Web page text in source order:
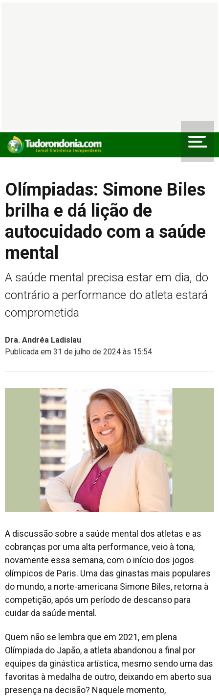
Olímpiadas: Simone Biles
brilha e dá lição de
autocuidado com a saúde
mental
A saúde mental precisa estar em dia, do
contrário a performance do atleta estará
comprometida
Dra. Andréa Ladislau
Publicada em 31 de julho de 2024 às 15:54
A discussão sobre a saúde mental dos atletas e as
cobranças por uma alta performance, veio à tona,
novamente essa semana, com o início dos jogos
olímpicos de Paris. Uma das ginastas mais populares
do mundo, a norte-americana Simone Biles, retorna à
competição, após um período de descanso para
cuidar da saúde mental.
Quem não se lembra que em 2021, em plena
Olímpiada do Japão, a atleta abandonou a final por
equipes da ginástica artística, mesmo sendo uma das
favoritas à medalha de outro, deixando em aberto sua
presença na decisão? Naquele momento,